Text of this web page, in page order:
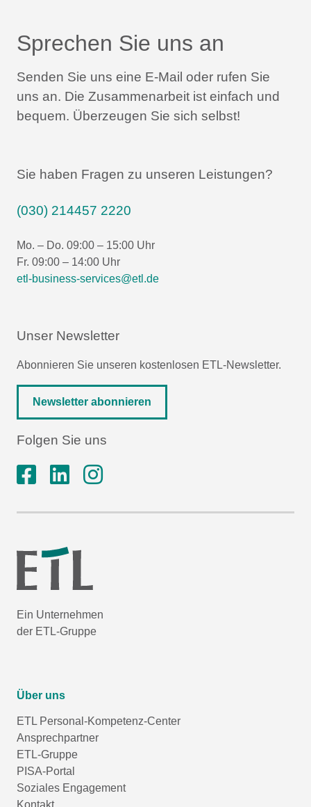
Sprechen Sie uns an
Senden Sie uns eine E-Mail oder rufen Sie
uns an. Die Zusammenarbeit ist einfach und
bequem. Überzeugen Sie sich selbst!
Sie haben Fragen zu unseren Leistungen?
(030) 214457 2220
Mo. – Do. 09:00 – 15:00 Uhr
Fr. 09:00 – 14:00 Uhr
etl-business-services@etl.de
Unser Newsletter
Abonnieren Sie unseren kostenlosen ETL-Newsletter.
Newsletter abonnieren
Folgen Sie uns
Ein Unternehmen
der ETL-Gruppe
Über uns
ETL Personal-Kompetenz-Center
Ansprechpartner
ETL-Gruppe
PISA-Portal
Soziales Engagement
Kontakt